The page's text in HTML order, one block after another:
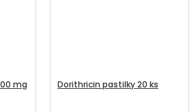
mg Dorithricin pastilky 20 ks